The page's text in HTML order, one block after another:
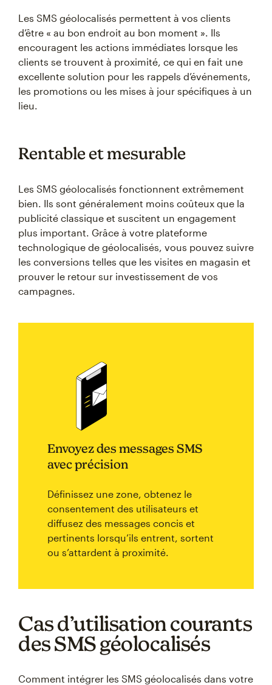
Les SMS géolocalisés permettent à vos clients
d’être « au bon endroit au bon moment ». Ils
encouragent les actions immédiates lorsque les
clients se trouvent à proximité, ce qui en fait une
excellente solution pour les rappels d’événements,
les promotions ou les mises à jour spécifiques à un
lieu.
Rentable et mesurable
Les SMS géolocalisés fonctionnent extrêmement
bien. Ils sont généralement moins coûteux que la
publicité classique et suscitent un engagement
plus important. Grâce à votre plateforme
technologique de géolocalisés, vous pouvez suivre
les conversions telles que les visites en magasin et
prouver le retour sur investissement de vos
campagnes.
Envoyez des messages SMS
avec précision
Définissez une zone, obtenez le
consentement des utilisateurs et
diffusez des messages concis et
pertinents lorsqu’ils entrent, sortent
ou s’attardent à proximité.
Cas d’utilisation courants
des SMS géolocalisés
Comment intégrer les SMS géolocalisés dans votre